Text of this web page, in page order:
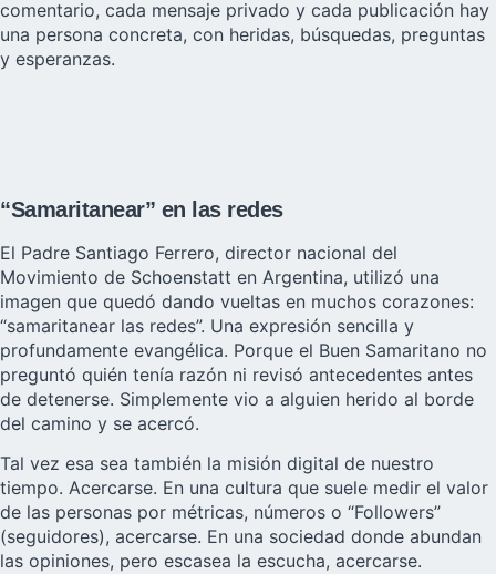
comentario, cada mensaje privado y cada publicación hay
una persona concreta, con heridas, búsquedas, preguntas
y esperanzas.
“Samaritanear” en las redes
El Padre Santiago Ferrero, director nacional del
Movimiento de Schoenstatt en Argentina, utilizó una
imagen que quedó dando vueltas en muchos corazones:
“samaritanear las redes”. Una expresión sencilla y
profundamente evangélica. Porque el Buen Samaritano no
preguntó quién tenía razón ni revisó antecedentes antes
de detenerse. Simplemente vio a alguien herido al borde
del camino y se acercó.
Tal vez esa sea también la misión digital de nuestro
tiempo. Acercarse. En una cultura que suele medir el valor
de las personas por métricas, números o “Followers”
(seguidores), acercarse. En una sociedad donde abundan
las opiniones, pero escasea la escucha, acercarse.